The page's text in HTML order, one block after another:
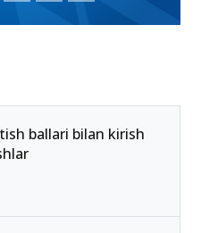
ballari bilan kirish